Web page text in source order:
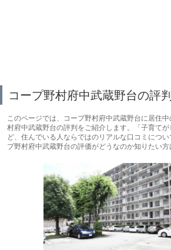
コープ野村府中武蔵野台の評
このページでは、コープ野村府中武蔵野台に居住
村府中武蔵野台の評判をご紹介します。「子育て
ど、住んでいる人ならではのリアルな口コミにつ
プ野村府中武蔵野台の評価がどうなのか知りたい方